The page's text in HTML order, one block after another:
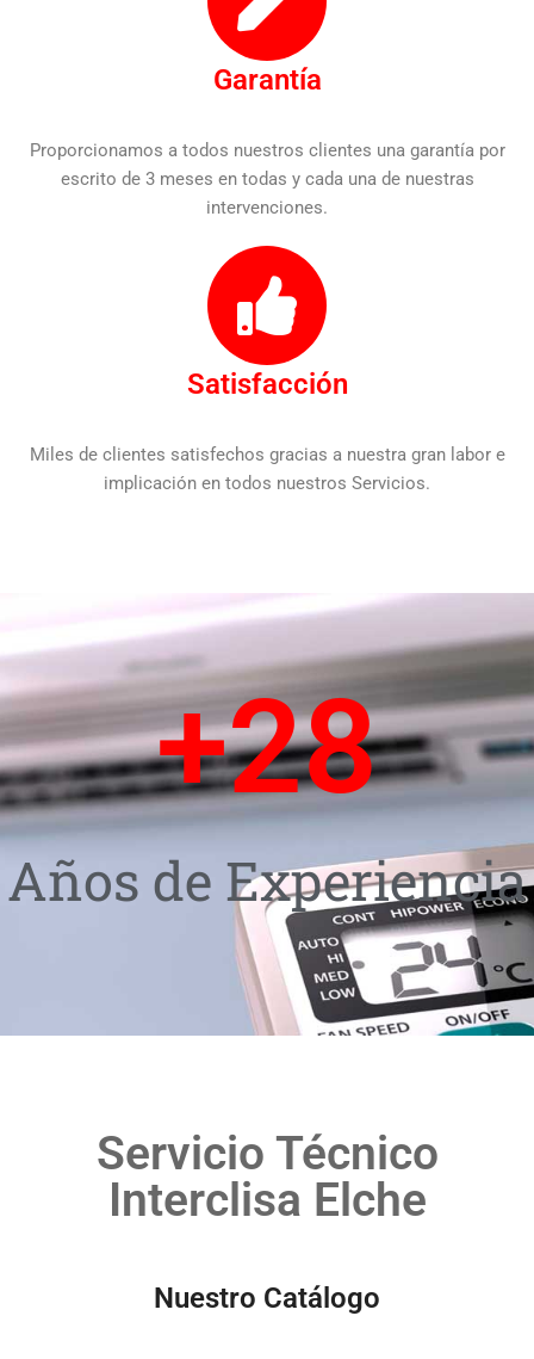
Garantía
Proporcionamos a todos nuestros clientes una garantía por
escrito de 3 meses en todas y cada una de nuestras
intervenciones.
Satisfacción
Miles de clientes satisfechos gracias a nuestra gran labor e
implicación en todos nuestros Servicios.
Años de Experiencia
+28
Servicio Técnico
Interclisa Elche
Nuestro Catálogo